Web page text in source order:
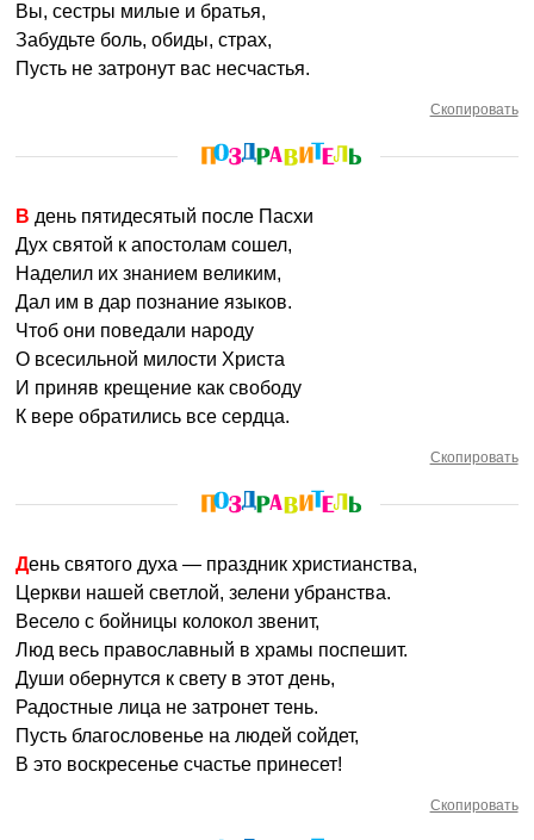
Вы, сестры милые и братья,
Забудьте боль, обиды, страх,
Пусть не затронут вас несчастья.
Скопировать
В день пятидесятый после Пасхи
Дух святой к апостолам сошел,
Наделил их знанием великим,
Дал им в дар познание языков.
Чтоб они поведали народу
О всесильной милости Христа
И приняв крещение как свободу
К вере обратились все сердца.
Скопировать
День святого духа — праздник христианства,
Церкви нашей светлой, зелени убранства.
Весело с бойницы колокол звенит,
Люд весь православный в храмы поспешит.
Души обернутся к свету в этот день,
Радостные лица не затронет тень.
Пусть благословенье на людей сойдет,
В это воскресенье счастье принесет!
Скопировать